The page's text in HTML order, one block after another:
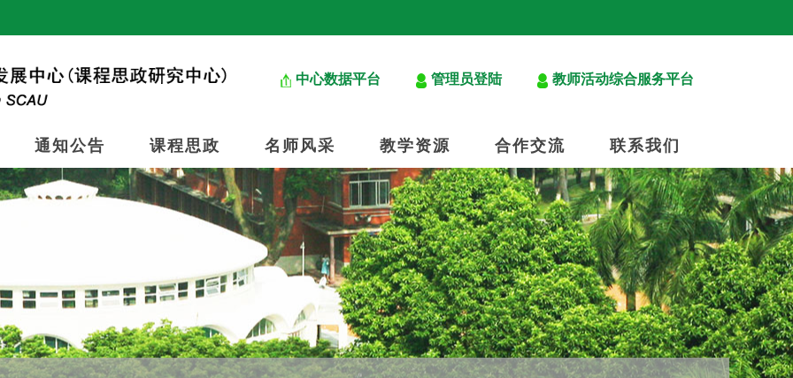
教师活动综合服务平台
管理员登陆
中心数据平台
通知公告 课程思政 名师风采 教学资源 合作交流 联系我们